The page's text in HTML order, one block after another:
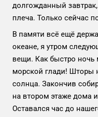
долгожданный
плеча. Только сейчас
В памяти всё ещё
океане, я утром
вещи. Как быстро ночь
морской глади! Шторы
солнца. Закончив
на втором этаже дома
Оставался час до